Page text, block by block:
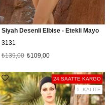
Siyah Desenli Elbise - Etekli Mayo
3131
₺109,00
₺139,00
24 SAATTE KARGO
1. KALİTE